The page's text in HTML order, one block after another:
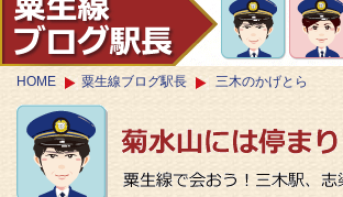
HOME 粟生線ブログ駅長 三木のかげとら